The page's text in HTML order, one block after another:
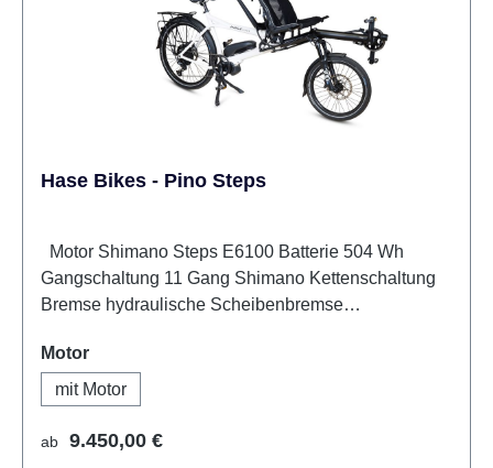
Hase Bikes - Pino Steps
Gangschaltung 11 Gang Shimano Kettenschaltung
Bremse hydraulische Scheibenbremse
Motorauswählen
mit Motor
Regulärer Preis:
ab 9.450,00 €